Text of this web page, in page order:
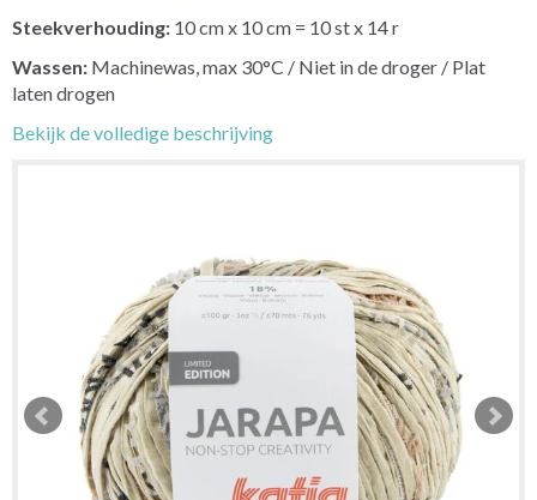
Steekverhouding: 10 cm x 10 cm = 10 st x 14 r
Wassen: Machinewas, max 30°C / Niet in de droger / Plat
laten drogen
Bekijk de volledige beschrijving